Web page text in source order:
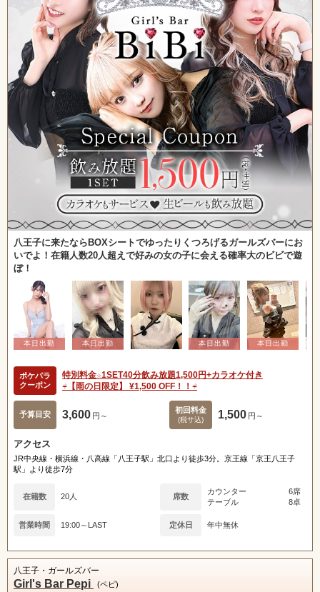
八王子に来たならBOXシートでゆったりくつろげるガールズバーにお
いでよ！在籍人数20人超えで好みの女の子に会える確率大のビビで遊
ぼ！
ポケパラ
クーポン
特別料金☆1SET40分飲み放題1,500円+カラオケ付き
☔️【雨の日限定】 ¥1,500 OFF！！☔️
予算目安 3,600 円～
初回料金
(税サ込) 1,500 円～
アクセス
JR中央線・横浜線・八高線「八王子駅」北口より徒歩3分。京王線「京王八王子
駅」より徒歩7分
在籍数 20人 席数
カウンター
6席
テーブル
8卓
営業時間 19:00～LAST 定休日 年中無休
八王子・ガールズバー
Girl's Bar Pepi (ペピ)